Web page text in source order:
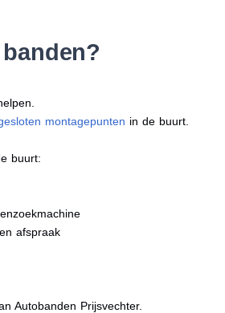
montagepunten in de buurt.
buurt:
afspraak
Autobanden Prijsvechter.